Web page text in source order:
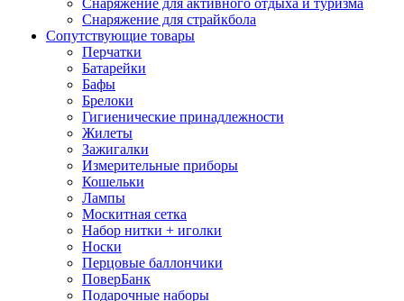
Снаряжение для активного отдыха и туризма
Снаряжение для страйкбола
Сопутствующие товары
Перчатки
Батарейки
Бафы
Брелоки
Гигиенические принадлежности
Жилеты
Зажигалки
Измерительные приборы
Кошельки
Лампы
Москитная сетка
Набор нитки + иголки
Носки
Перцовые баллончики
ПоверБанк
Подарочные наборы